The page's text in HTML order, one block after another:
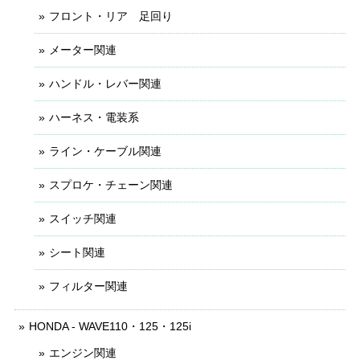
フロント・リア 足回り
メーター関連
ハンドル・レバー関連
ハーネス・電装系
ライン・ケーブル関連
スプロケ・チェーン関連
スイッチ関連
シート関連
フィルター関連
HONDA - WAVE110・125・125i
エンジン関連